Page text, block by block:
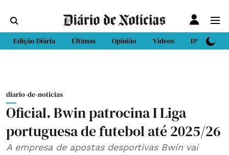
Edição Diária Últimas Opinião Vídeos DN Sport
diario-de-noticias
Oficial. Bwin patrocina I Liga
portuguesa de futebol até 2025/26
A empresa de apostas desportivas Bwin vai